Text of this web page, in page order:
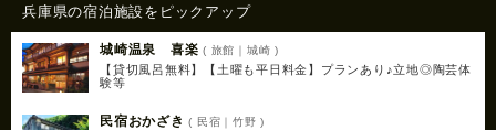
兵庫県の宿泊施設をピックアップ
城崎温泉 喜楽 ( 旅館｜城崎 )
【貸切風呂無料】【土曜も平日料金】プランあり♪立地◎陶芸体
験等
民宿おかざき ( 民宿｜竹野 )